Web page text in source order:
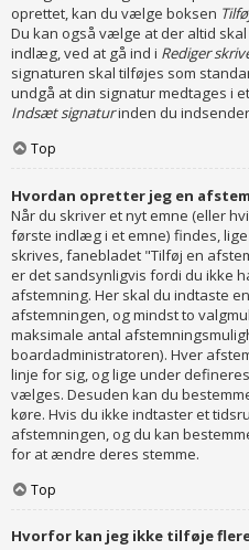
oprettet, kan du vælge boksen
Du kan også vælge at der altid
indlæg, ved at gå ind i Rediger
signaturen skal tilføjes som
undgå at din signatur medtages i
Indsæt signaturinden du
Top
Hvordan opretter jeg en
Når du skriver et nyt emne (eller
første indlæg i et emne) findes,
skrives, fanebladet "Tilføj en
er det sandsynligvis fordi du ikke
afstemning. Her skal du indtaste
afstemningen, og mindst to
maksimale antal
boardadministratoren). Hver
linje for sig, og lige under
vælges. Desuden kan du
køre. Hvis du ikke indtaster et
afstemningen, og du kan
for at ændre deres stemme.
Top
Hvorfor kan jeg ikke tilføje